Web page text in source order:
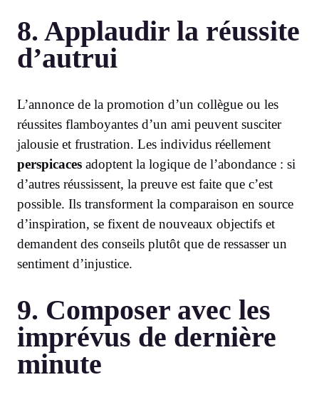
8. Applaudir la réussite
d’autrui
L’annonce de la promotion d’un collègue ou les
réussites flamboyantes d’un ami peuvent susciter
jalousie et frustration. Les individus réellement
perspicaces adoptent la logique de l’abondance : si
d’autres réussissent, la preuve est faite que c’est
possible. Ils transforment la comparaison en source
d’inspiration, se fixent de nouveaux objectifs et
demandent des conseils plutôt que de ressasser un
sentiment d’injustice.
9. Composer avec les
imprévus de dernière
minute